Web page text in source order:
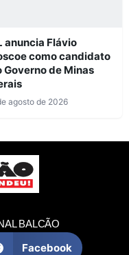
anuncia Flávio
como candidato
Governo de Minas
agosto de 2026
BALCÃO
Facebook